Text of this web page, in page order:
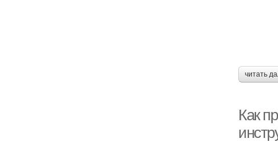
читать
Как